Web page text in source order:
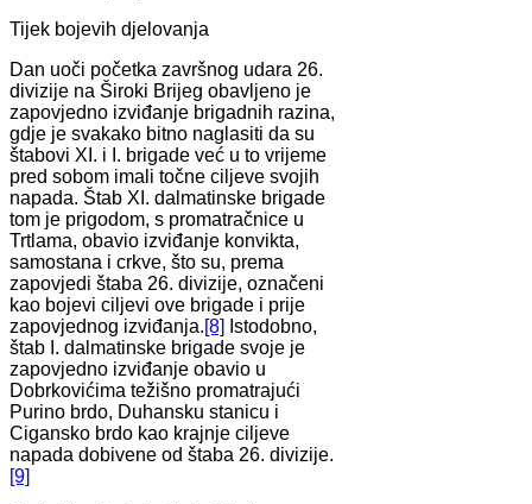
Tijek bojevih djelovanja
Dan uoči početka završnog udara 26.
divizije na Široki Brijeg obavljeno je
zapovjedno izviđanje brigadnih razina,
gdje je svakako bitno naglasiti da su
štabovi XI. i I. brigade već u to vrijeme
pred sobom imali točne ciljeve svojih
napada. Štab XI. dalmatinske brigade
tom je prigodom, s promatračnice u
Trtlama, obavio izviđanje konvikta,
samostana i crkve, što su, prema
zapovjedi štaba 26. divizije, označeni
kao bojevi ciljevi ove brigade i prije
zapovjednog izviđanja.[8] Istodobno,
štab I. dalmatinske brigade svoje je
zapovjedno izviđanje obavio u
Dobrkovićima težišno promatrajući
Purino brdo, Duhansku stanicu i
Cigansko brdo kao krajnje ciljeve
napada dobivene od štaba 26. divizije.
[9]